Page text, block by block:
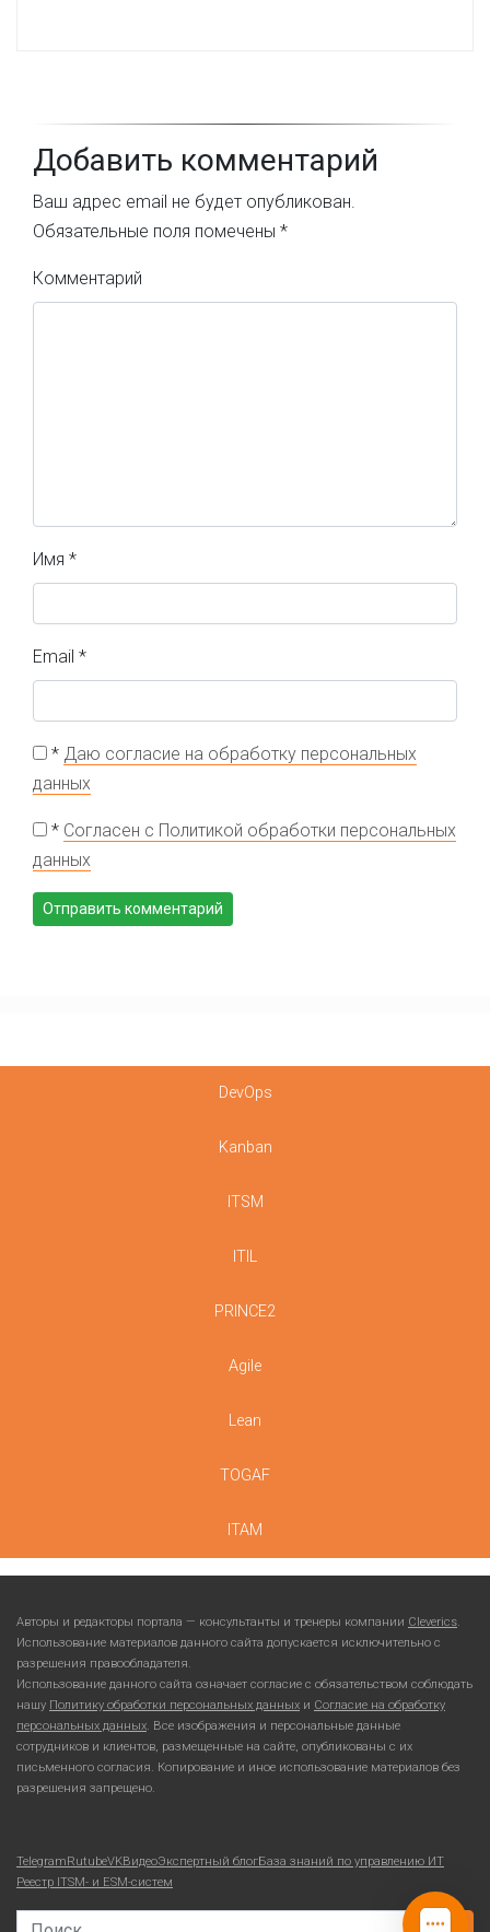
Добавить комментарий
Ваш адрес email не будет опубликован.
Обязательные поля помечены *
Комментарий
Имя *
Email *
* Даю согласие на обработку персональных
данных
* Согласен с Политикой обработки персональных
данных
DevOps
Kanban
ITSM
ITIL
PRINCE2
Agile
Lean
TOGAF
ITAM
Авторы и редакторы портала — консультанты и тренеры компании Cleverics.
Использование материалов данного сайта допускается исключительно с
разрешения правообладателя.
Использование данного сайта означает согласие с обязательством соблюдать
нашу Политику обработки персональных данных и Согласие на обработку
персональных данных. Все изображения и персональные данные
сотрудников и клиентов, размещенные на сайте, опубликованы с их
письменного согласия. Копирование и иное использование материалов без
разрешения запрещено.
TelegramRutubeVKВидеоЭкспертный блогБаза знаний по управлению ИТ
Реестр ITSM- и ESM-систем
Search for